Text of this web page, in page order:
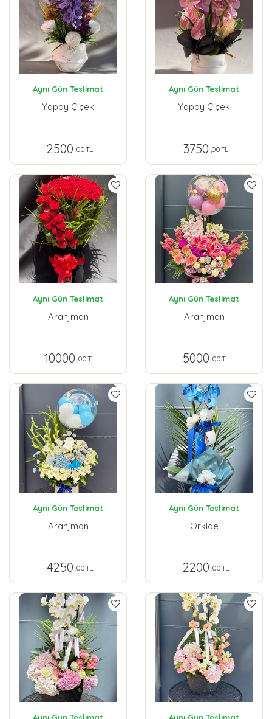
Aynı Gün Teslimat
Yapay Çiçek
2500 ,00 TL
Aynı Gün Teslimat
Yapay Çiçek
3750 ,00 TL
Aynı Gün Teslimat
Aranjman
10000 ,00 TL
Aynı Gün Teslimat
Aranjman
5000 ,00 TL
Aynı Gün Teslimat
Aranjman
4250 ,00 TL
Aynı Gün Teslimat
Orkide
2200 ,00 TL